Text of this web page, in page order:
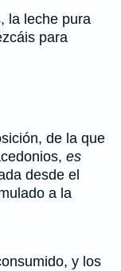
la leche pura
para
de la que
es
desde el
a la
y los